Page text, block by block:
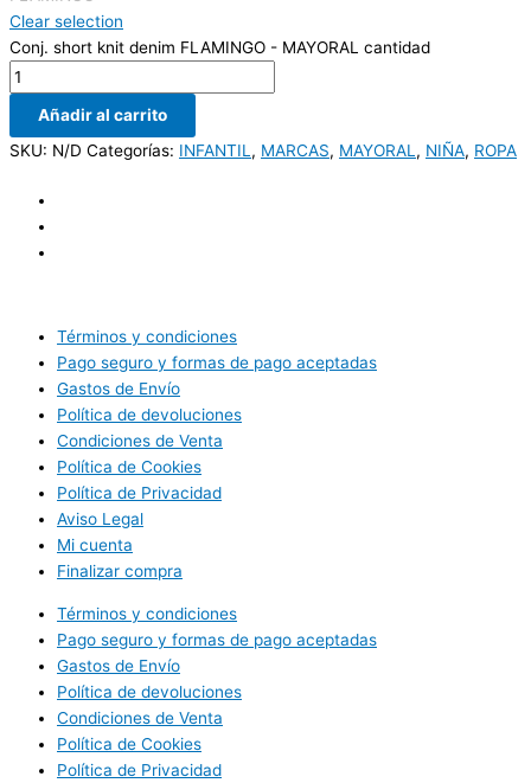
Clear selection
Conj. short knit denim FLAMINGO - MAYORAL cantidad
Añadir al carrito
SKU: N/D Categorías: INFANTIL , MARCAS, MAYORAL , NIÑA, ROPA
Términos y condiciones
Pago seguro y formas de pago aceptadas
Gastos de Envío
Política de devoluciones
Condiciones de Venta
Política de Cookies
Política de Privacidad
Aviso Legal
Mi cuenta
Finalizar compra
Términos y condiciones
Pago seguro y formas de pago aceptadas
Gastos de Envío
Política de devoluciones
Condiciones de Venta
Política de Cookies
Política de Privacidad